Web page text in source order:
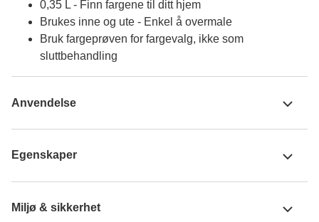
0,35 L - Finn fargene til ditt hjem
Brukes inne og ute - Enkel å overmale
Bruk fargeprøven for fargevalg, ikke som
sluttbehandling
Anvendelse
Egenskaper
Miljø & sikkerhet